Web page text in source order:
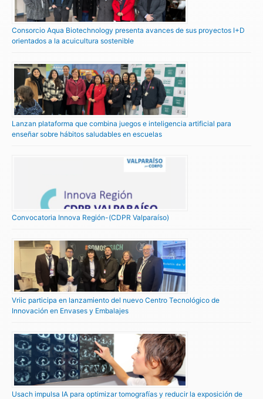
Consorcio Aqua Biotechnology presenta avances de sus proyectos I+D
orientados a la acuicultura sostenible
Lanzan plataforma que combina juegos e inteligencia artificial para
enseñar sobre hábitos saludables en escuelas
Convocatoria Innova Región-(CDPR Valparaíso)
Vriic participa en lanzamiento del nuevo Centro Tecnológico de
Innovación en Envases y Embalajes
Usach impulsa IA para optimizar tomografías y reducir la exposición de